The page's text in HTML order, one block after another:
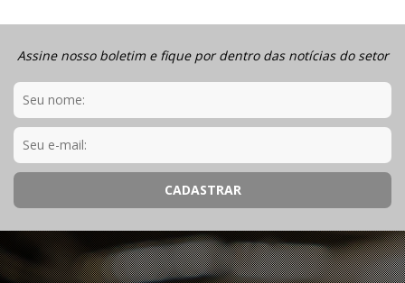
Assine nosso boletim e fique por dentro das notícias do setor